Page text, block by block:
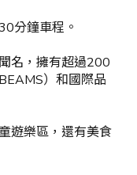
分鐘車程。
名，擁有超過200
）和國際品
遊樂區，還有美食